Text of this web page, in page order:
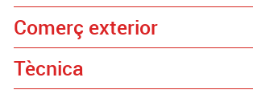
Comerç exterior
Tècnica